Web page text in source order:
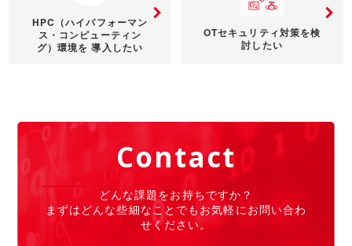
HPC（ハイパフォーマン
ス・コンピューティン
グ）環境を導入したい
OTセキュリティ対策を検
討したい
Contact
どんな課題をお持ちですか？
まずはどんな些細なことでもお気軽にお問い合わ
せください。